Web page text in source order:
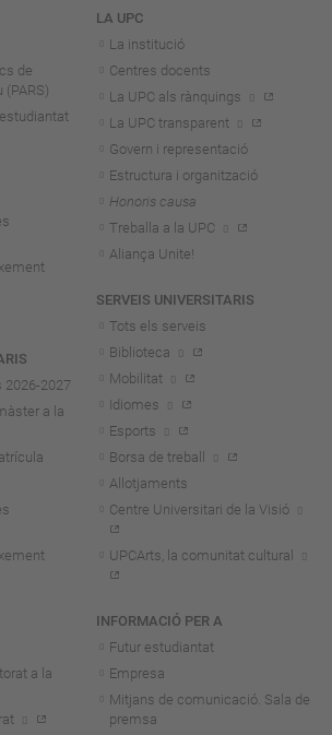
de
2026-2027
a la
a la
LA UPC
La institució
Centres docents
La UPC als rànquings
La UPC transparent
Govern i representació
Estructura i organització
Honoris causa
Treballa a la UPC
Aliança Unite!
SERVEIS UNIVERSITARIS
Tots els serveis
Biblioteca
Mobilitat
Idiomes
Esports
Borsa de treball
Allotjaments
Centre Universitari de la Visió
UPCArts, la comunitat cultural
INFORMACIÓ PER A
Futur estudiantat
Empresa
Mitjans de comunicació. Sala de
premsa